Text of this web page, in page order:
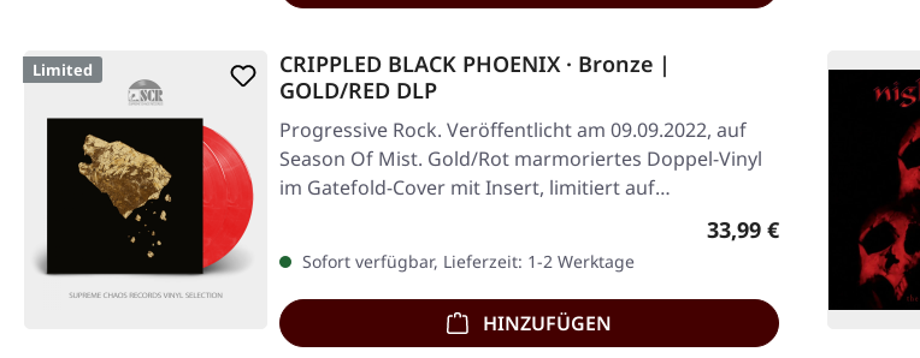
Limited
CRIPPLED BLACK PHOENIX · Bronze |
GOLD/RED DLP
Progressive Rock. Veröffentlicht am 09.09.2022, auf
Season Of Mist. Gold/Rot marmoriertes Doppel-Vinyl
im Gatefold-Cover mit Insert, limitiert auf…
Regulärer Preis:
33,99 €
Sofort verfügbar, Lieferzeit: 1-2 Werktage
HINZUFÜGEN